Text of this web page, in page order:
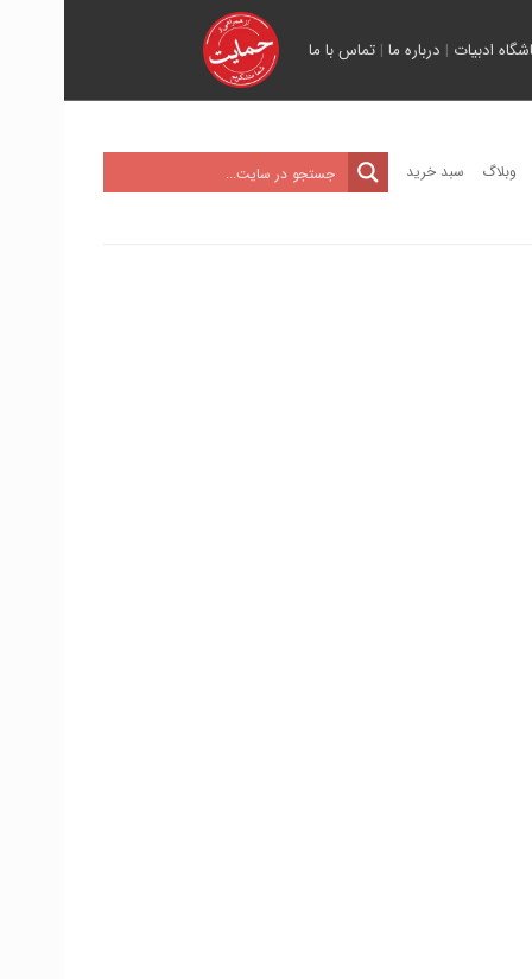
ادبیات | درباره ما |تماس با ما
وبلاگ سبد خرید